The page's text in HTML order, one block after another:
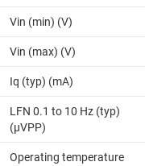
Vin (min) (V)
Vin (max) (V)
Iq (typ) (mA)
LFN 0.1 to 10 Hz (typ)
(µVPP)
Operating temperature